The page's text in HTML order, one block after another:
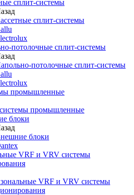
сплит-системы
сплит-системы
потолочные сплит-системы
потолочные сплит-системы
промышленные
промышленные
блоки
блоки
VRF и VRV системы
VRF и VRV системы